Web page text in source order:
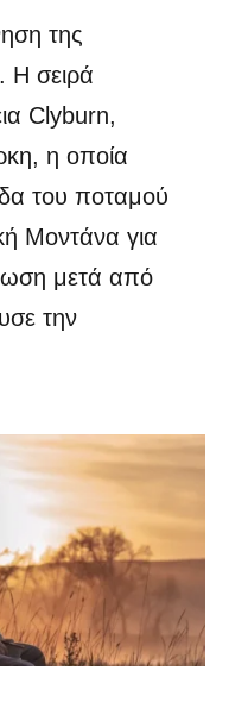
της
Η σειρά
Clyburn,
η οποία
του ποταμού
Μοντάνα για
μετά από
την